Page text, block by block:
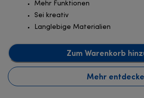
Mehr Funktionen
Sei kreativ
Langlebige Materialien
Zum Warenkorb
Mehr